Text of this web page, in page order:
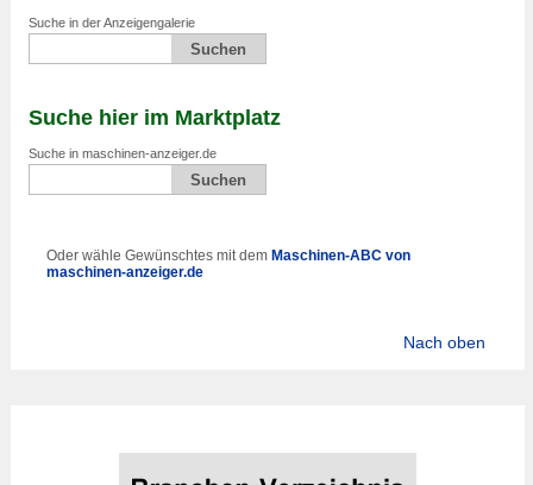
Suche in der Anzeigengalerie
Suche hier im Marktplatz
Suche in maschinen-anzeiger.de
Oder wähle Gewünschtes mit dem Maschinen-ABC von
maschinen-anzeiger.de
Nach oben